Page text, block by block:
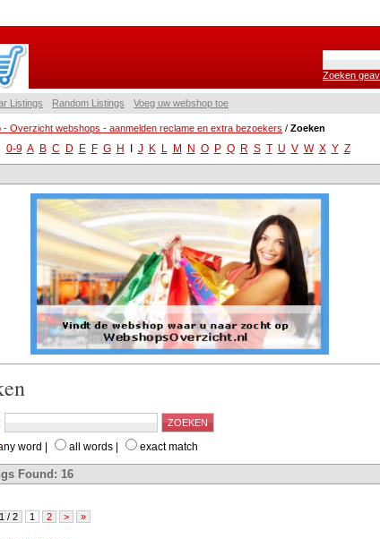
Zoeken
Listings Random Listings Voeg uw webshop toe
- Overzicht webshops - aanmelden reclame en extra bezoekers / Zoeken
0-9 A B C D E F G H J K L M N O P Q R S T U V W X Y Z
word
all words| exact match
Found: 16
/ 2 1 2 > »